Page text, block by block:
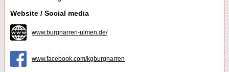
Website / Social media
www.burgnarren-ulmen.de/
www.facebook.com/kgburgnarren